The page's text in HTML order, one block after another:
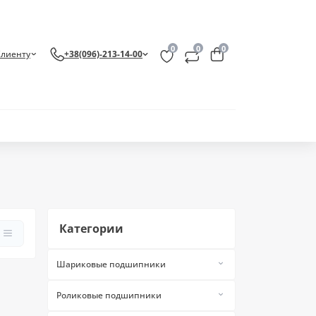
+38(096)-213-14-00 0 0 0
Категории
Шариковые подшипники
Роликовые подшипники